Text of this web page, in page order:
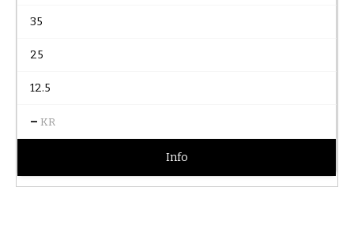
35
25
12.5
– KR
Info